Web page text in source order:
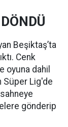
Beşiktaş’ta
Cenk
oyuna dahil
Süper Lig'de
gönderip